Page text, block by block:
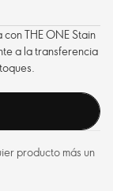
THE ONE Stain
a la transferencia
producto más un